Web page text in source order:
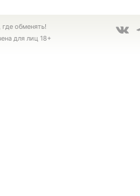
обменять!
для лиц 18+